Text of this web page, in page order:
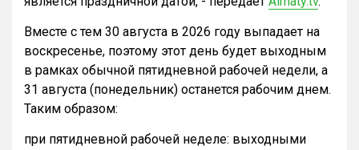
Вместе с тем 30 августа в 2026 году выпадает на
воскресенье, поэтому этот день будет выходным
в рамках обычной пятидневной рабочей недели, а
31 августа (понедельник) останется рабочим днем.
Таким образом:
при пятидневной рабочей неделе: выходными